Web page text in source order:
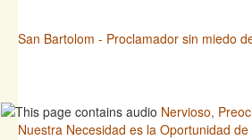
San Bartolom - Proclamador sin miedo
Nervioso,
Nuestra Necesidad es la Oportunidad de